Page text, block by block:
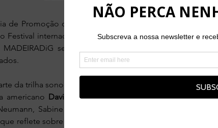
de Promoção da Cultura Atlântica - APCA, em
Festival internacional dedicado à música eletrónica e
serão celebrados
com um line-up
da trilha sonora deste ano: o guitarrista polaco Raphael
americano David Grubbs,Evicshen,NikNak,Brighde
Sabine Ercklentz e Mieko Suzuki.
que reflete sobre a passagem do tempo e o conceito de